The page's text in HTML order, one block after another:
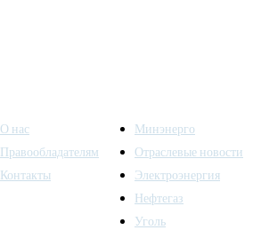
О нас
Правообладателям
Контакты
Минэнерго
Отраслевые новости
Электроэнергия
Нефтегаз
Уголь